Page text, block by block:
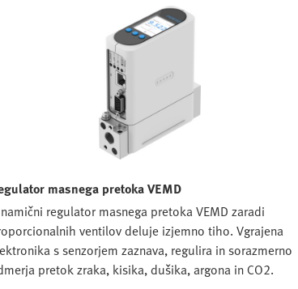
masnega pretoka VEMD
regulator masnega pretoka VEMD zaradi
ventilov deluje izjemno tiho. Vgrajena
s senzorjem zaznava, regulira in sorazmerno
pretok zraka, kisika, dušika, argona in CO2.